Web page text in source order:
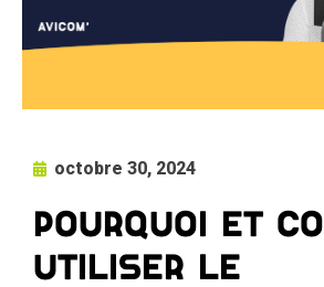
octobre 30, 2024
Pourquoi et
utiliser le